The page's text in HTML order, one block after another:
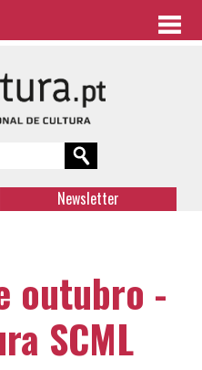
Newsletter
outubro -
SCML